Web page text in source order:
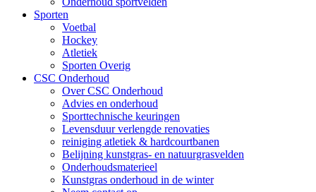
Sporten
Voetbal
Hockey
Atletiek
Sporten Overig
CSC Onderhoud
Over CSC Onderhoud
Advies en onderhoud
Sporttechnische keuringen
Levensduur verlengde renovaties
reiniging atletiek & hardcourtbanen
Belijning kunstgras- en natuurgrasvelden
Onderhoudsmaterieel
Kunstgras onderhoud in de winter